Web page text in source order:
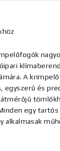
A
egyszerű és
egy tartós
alkalmasak